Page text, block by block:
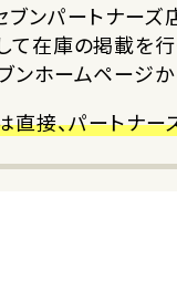
ブンパートナーズ
て在庫の掲載を行
ホームページか
接、パートナ